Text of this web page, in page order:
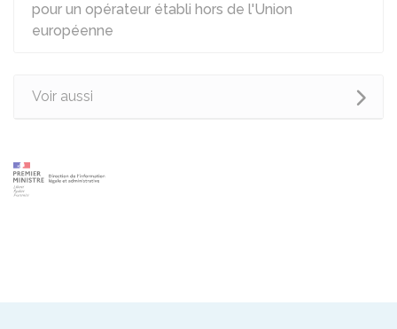
pour un opérateur établi hors de l'Union
européenne
Voir aussi